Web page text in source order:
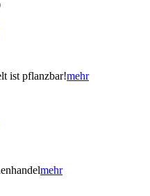
ist pflanzbar!mehr
mehr